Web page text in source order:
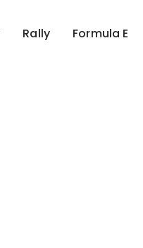
Rally Formula E